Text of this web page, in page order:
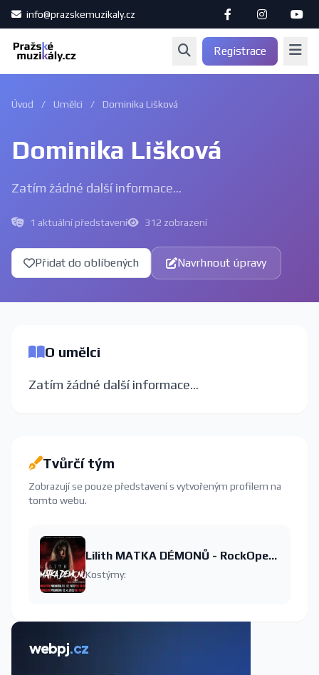
info@prazskemuzikaly.cz
Registrace
Úvod / Umělci / Dominika Lišková
Dominika Lišková
Zatím žádné další informace...
1 aktuální představení 312 zobrazení
Přidat do oblíbených Navrhnout úpravy
O umělci
Zatím žádné další informace...
Tvůrčí tým
Zobrazují se pouze představení s vytvořeným profilem na
tomto webu.
Lilith MATKA DÉMONŮ - RockOpera
Kostýmy: